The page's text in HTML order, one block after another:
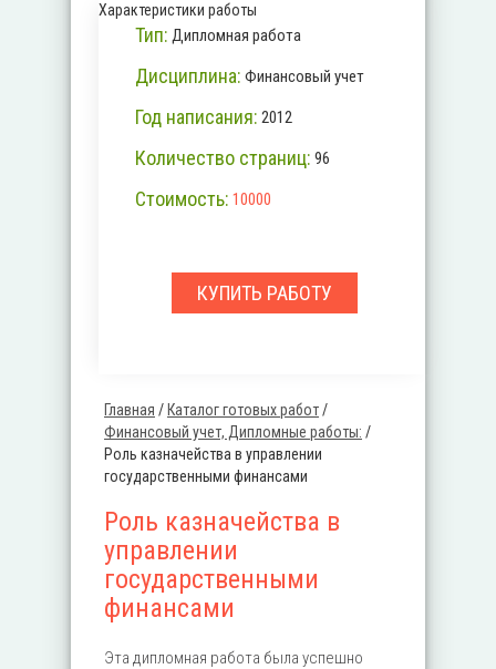
Вы здесь
Главная / Каталог готовых работ/
Финансовый учет, Дипломные работы: /
Роль казначейства в управлении
государственными финансами
Роль казначейства в
управлении
государственными
финансами
Эта дипломная работа была успешно
Характеристики работы
Тип: Дипломная работа
Дисциплина: Финансовый учет
Год написания: 2012
Количество страниц: 96
Стоимость: 10000
КУПИТЬ РАБОТУ